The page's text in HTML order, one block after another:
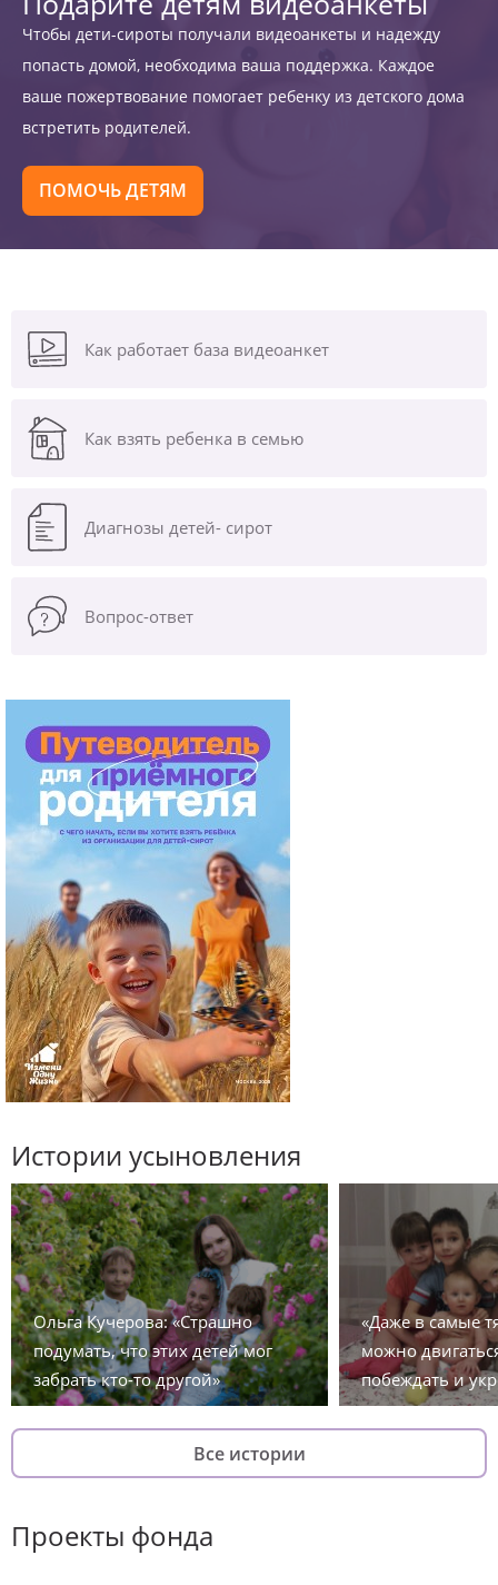
Чтобы дети-сироты получали видеоанкеты и надежду
попасть домой, необходима ваша поддержка. Каждое
ваше пожертвование помогает ребенку из детского дома
встретить родителей.
ПОМОЧЬ ДЕТЯМ
Как работает база видеоанкет
Как взять ребенка в семью
Диагнозы детей- сирот
Вопрос-ответ
Истории усыновления
Ольга Кучерова: «Страшно
подумать, что этих детей мог
забрать кто-то другой»
«Даже в самые
можно
побеждать и
Все истории
Проекты фонда